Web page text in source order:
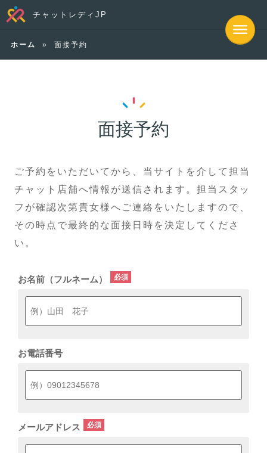
チャットレディJP
ホーム » 面接予約
面接予約
ご予約をいただいてから、当サイトを介して担当
チャット店舗へ情報が送信されます。担当スタッ
フが確認次第貴女様へご連絡をいたしますので、
その時点で最終的な面接日時を決定してくださ
い。
お名前（フルネーム）
お電話番号
メールアドレス